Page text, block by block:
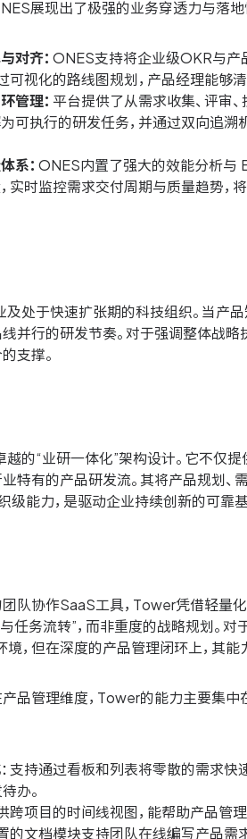
展现出了极强的业务穿透力与落地
对齐： ONES支持将企业级OKR与产
可视化的路线图规划，产品经理能够
管理： 平台提供了从需求收集、评审
可执行的研发任务，并通过双向追
系： ONES内置了强大的效能分析与
实时监控需求交付周期与质量趋势
处于快速扩张期的科技组织。当产
并行的研发节奏。对于强调整体战
支撑。
的“业研一体化”架构设计。它不仅
特有的产品研发流。其将产品规划
级能力，是驱动企业持续创新的可靠基
团队协作SaaS工具，Tower凭借轻量
任务流转”，而非重度的战略规划。
，但在深度的产品管理闭环上，其能
产品管理维度，Tower的能力主要集
：支持通过看板和列表将零散的需求快
办。
跨项目的时间线视图，能帮助产品管
置的文档模块支持团队在线编写产品